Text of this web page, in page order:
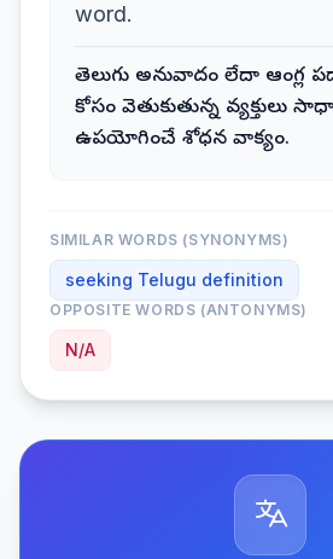
word.
తెలుగు అనువాదం లేదా ఆంగ్ల
కోసం వెతుకుతున్న వ్యక్తులు
ఉపయోగించే శోధన వాక్యం.
SIMILAR WORDS (SYNONYMS)
seeking Telugu definition
OPPOSITE WORDS (ANTONYMS)
N/A